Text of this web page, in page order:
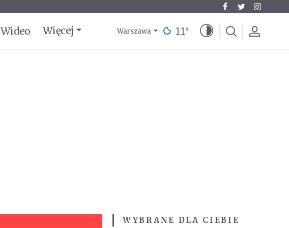
Wideo Więcej Warszawa 11°
WYBRANE DLA CIEBIE